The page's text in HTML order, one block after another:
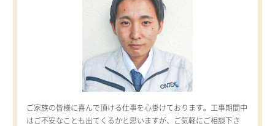
ご家族の皆様に喜んで頂ける仕事を心掛けております。工事期間中
はご不安なことも出てくるかと思いますが、ご気軽にご相談下さ